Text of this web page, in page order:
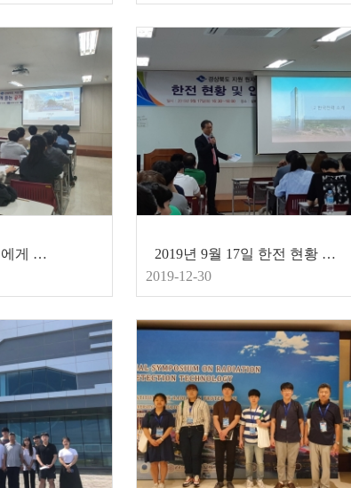
2019년 10월 2일 선배에게 듣는 공기업 소개 및 취업특강
2019년 9월 17일 한전 현황 및 인사, 채용 소개
2019-12-30